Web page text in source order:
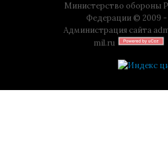
Министерство обороны
Федерации © 2009 -
Администрация сайта
mil.ru